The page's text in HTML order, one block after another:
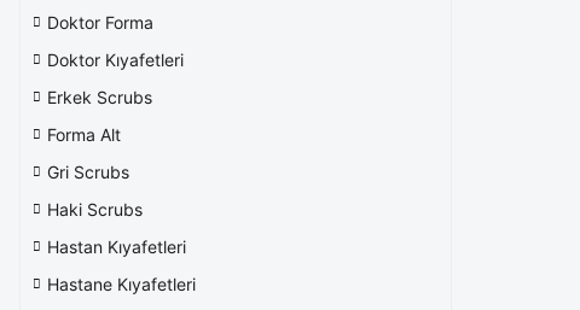
Doktor Forma
Doktor Kıyafetleri
Erkek Scrubs
Forma Alt
Gri Scrubs
Haki Scrubs
Hastan Kıyafetleri
Hastane Kıyafetleri